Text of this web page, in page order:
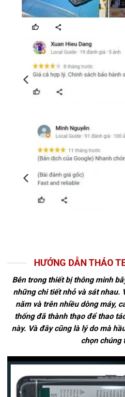
HƯỚNG DẪN THÁO
Bên trong thiết bị thông minh
những chi tiết nhỏ và sát nhau.
năm và trên nhiều dòng máy,
thống đã thành thạo để thao
này. Và đây cũng là lý do mà
chọn chúng